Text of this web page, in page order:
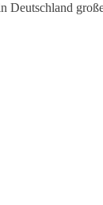
Deutschland